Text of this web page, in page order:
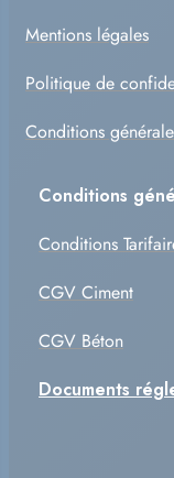
Mentions légales
Politique de
Conditions
Conditions
Conditions
CGV Ciment
CGV Béton
Documents